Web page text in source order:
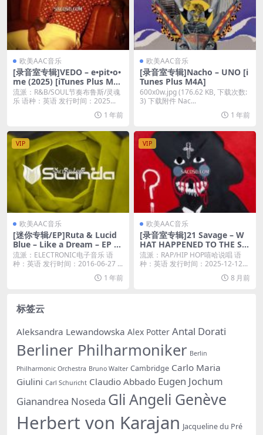
欧美AAC音乐
[录音室专辑]VEDO – e•pit•o•
me (2025) [iTunes Plus M4
A]
流派：R&B/SOUL节奏布鲁斯/灵魂
乐 语种：英语 发行时间：2025...
1 年前
欧美AAC音乐
[录音室专辑]Nacho – UNO [i
Tunes Plus M4A]
600x0w.jpg (176.62 KB, 下载次数:
3) 下载附件 Nac...
1 年前
VIP
欧美AAC音乐
[迷你专辑/EP]Ruta & Lucid
Blue – Like a Dream – EP [iT
unes Plus M4A]
流派：ELECTRONIC电子音乐 语
种：英语 发行时间：2016-06-27 ...
1 年前
VIP
欧美AAC音乐
[录音室专辑]21 Savage – W
HAT HAPPENED TO THE ST
REETS? (2025) [iTunes Plus
M4A + M4V]
流派：RAP/HIP HOP嘻哈说唱 语
种：英语 发行时间：2025-12-12...
8 月前
标签云
Aleksandra Lewandowska Alex Potter Antal Dorati
Berliner Philharmoniker Berlin
Philharmonic Orchestra Bruno Walter Cambridge Carlo Maria
Giulini Carl Schuricht Claudio Abbado Eugen Jochum
Gianandrea Noseda Gli Angeli Genève
Herbert von Karajan Jacqueline du Pré